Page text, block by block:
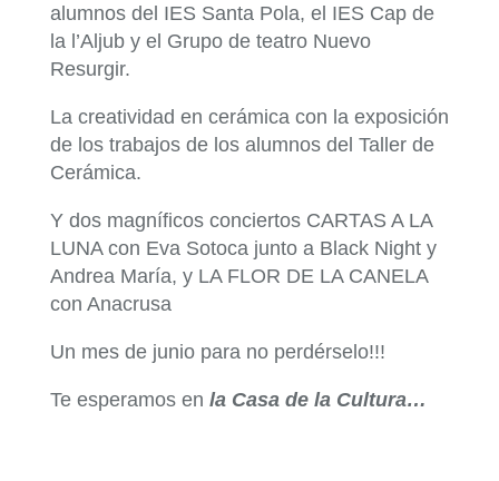
alumnos del IES Santa Pola, el IES Cap de
la l’Aljub y el Grupo de teatro Nuevo
Resurgir.
La creatividad en cerámica con la exposición
de los trabajos de los alumnos del Taller de
Cerámica.
Y dos magníficos conciertos CARTAS A LA
LUNA con Eva Sotoca junto a Black Night y
Andrea María, y LA FLOR DE LA CANELA
con Anacrusa
Un mes de junio para no perdérselo!!!
Te esperamos en la Casa de la Cultura…